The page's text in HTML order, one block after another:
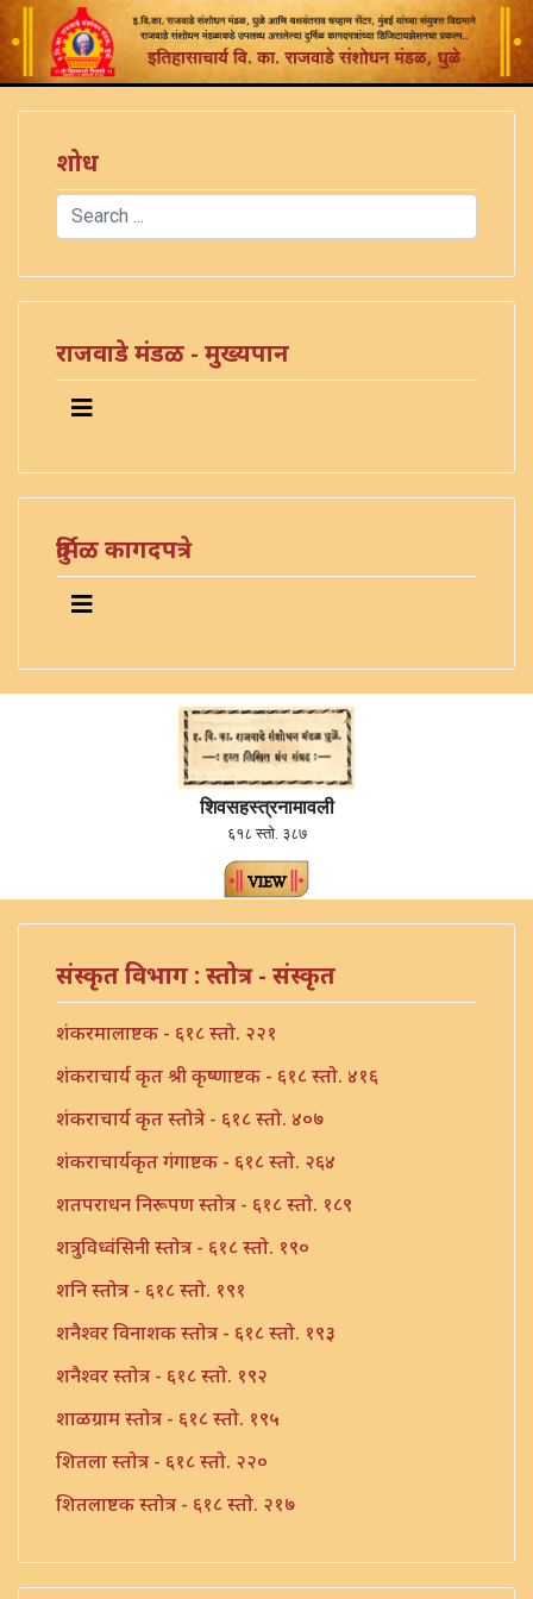
शोध
Search
राजवाडे मंडळ - मुख्यपान
दुर्मिळ कागदपत्रे
शिवसहस्त्रनामावली
६१८ स्तो. ३८७
संस्कृत विभाग : स्तोत्र - संस्कृत
शंकरमालाष्टक - ६१८ स्तो. २२१
शंकराचार्य कृत श्री कृष्णाष्टक - ६१८ स्तो. ४१६
शंकराचार्य कृत स्तोत्रे - ६१८ स्तो. ४०७
शंकराचार्यकृत गंगाष्टक - ६१८ स्तो. २६४
शतपराधन निरूपण स्तोत्र - ६१८ स्तो. १८९
शत्रुविध्वंसिनी स्तोत्र - ६१८ स्तो. १९०
शनि स्तोत्र - ६१८ स्तो. १९१
शनैश्वर विनाशक स्तोत्र - ६१८ स्तो. १९३
शनैश्वर स्तोत्र - ६१८ स्तो. १९२
शाळग्राम स्तोत्र - ६१८ स्तो. १९५
शितला स्तोत्र - ६१८ स्तो. २२०
शितलाष्टक स्तोत्र - ६१८ स्तो. २१७
शिव नामावली - ६१८ स्तो. ३९०